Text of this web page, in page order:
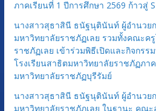
ภาคเรียนที่ 1 ปีการศึกษา 2569 ก้าวสู่
นางสาวสุธาสินี ธนัฐนุตินันท์ ผู้อำนวย
มหาวิทยาลัยราชภัฏเลย รวมทั้งคณะค
ราชภัฏเลย เข้าร่วมพิธีเปิดและกิจกรร
โรงเรียนสาธิตมหาวิทยาลัยราชภัฏภา
มหาวิทยาลัยราชภัฏบุรีรัมย์
นางสาวสุธาสินี ธนัฐนุตินันท์ ผู้อำนวย
มหาวิทยาลัยราชภัฏเลย ในฐานะ คณ